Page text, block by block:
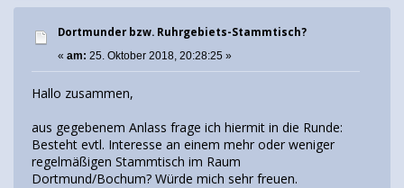
Dortmunder bzw. Ruhrgebiets-Stammtisch?
« am: 25. Oktober 2018, 20:28:25 »
Hallo zusammen,
aus gegebenem Anlass frage ich hiermit in die Runde:
Besteht evtl. Interesse an einem mehr oder weniger
regelmäßigen Stammtisch im Raum
Dortmund/Bochum? Würde mich sehr freuen.